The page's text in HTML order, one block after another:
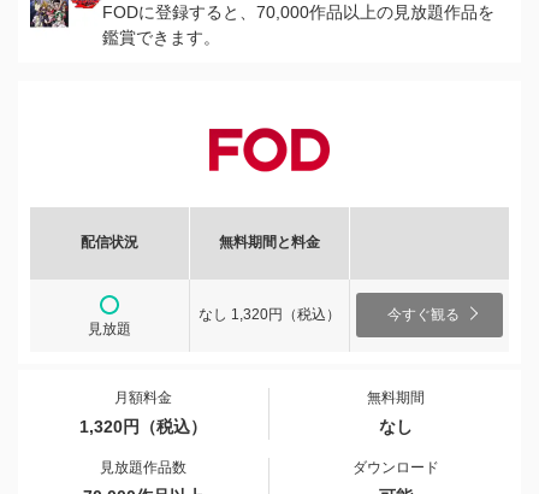
FODに登録すると、70,000作品以上の見放題作品を
鑑賞できます。
配信状況 無料期間と料金
見放題
なし 1,320円（税込） 今すぐ観る
月額料金
1,320円（税込）
無料期間
なし
見放題作品数 ダウンロード